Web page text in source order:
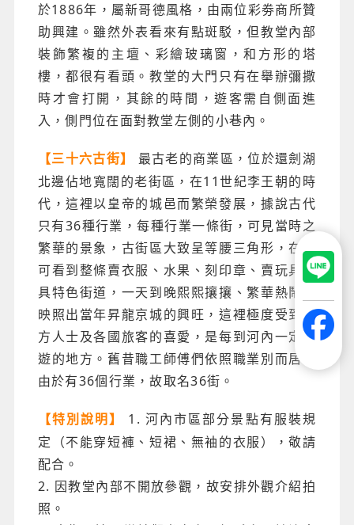
於1886年，屬新哥德風格，由兩位彩劵商所贊
助興建。雖然外表看來有點斑駁，但教堂內部
裝飾繁複的主壇、彩繪玻璃窗，和方形的塔
樓，都很有看頭。教堂的大門只有在舉辦彌撒
時才會打開，其餘的時間，遊客需自側面進
入，側門位在面對教堂左側的小巷內。
【三十六古街】
最古老的商業區，位於還劍湖
北邊佔地寬闊的老街區，在11世紀李王朝的時
代，這裡以皇帝的城邑而繁榮發展，據說古代
只有36種行業，每種行業一條街，可見當時之
繁華的景象，古街區大致呈等腰三角形，在此
可看到整條賣衣服、水果、刻印章、賣玩具等
具特色街道，一天到晚熙熙攘攘、繁華熱鬧、
映照出當年昇龍京城的興旺，這裡極度受到西
方人士及各國旅客的喜愛，是每到河內一定必
遊的地方。舊昔職工師傅們依照職業別而居，
由於有36個行業，故取名36街。
【特別說明】
1. 河內市區部分景點有服裝規
定（不能穿短褲、短裙、無袖的衣服），敬請
配合。
2. 因教堂內部不開放參觀，故安排外觀介紹拍
照。